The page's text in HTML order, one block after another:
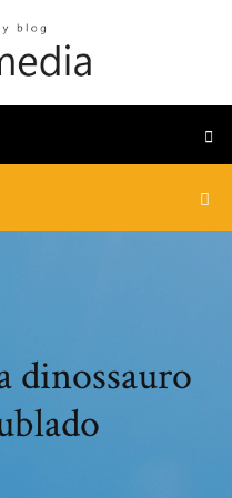
dinossauro